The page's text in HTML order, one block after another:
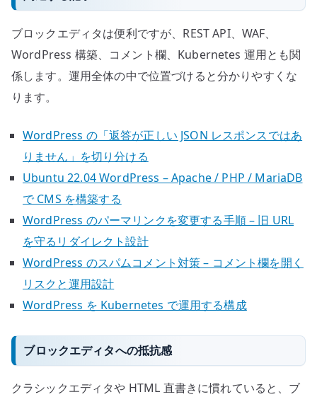
ブロックエディタは便利ですが、REST API、WAF、
WordPress 構築、コメント欄、Kubernetes 運用とも関
係します。運用全体の中で位置づけると分かりやすくな
ります。
WordPress の「返答が正しい JSON レスポンスではあ
りません」を切り分ける
Ubuntu 22.04 WordPress – Apache / PHP / MariaDB
で CMS を構築する
WordPress のパーマリンクを変更する手順 – 旧 URL
を守るリダイレクト設計
WordPress のスパムコメント対策 – コメント欄を開く
リスクと運用設計
WordPress を Kubernetes で運用する構成
ブロックエディタへの抵抗感
クラシックエディタや HTML 直書きに慣れていると、ブ